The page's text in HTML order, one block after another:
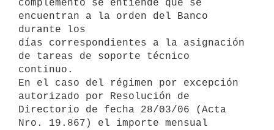
complemento se entiende que se
encuentran a la orden del Banco
durante los
días correspondientes a la asignación
de tareas de soporte técnico
continuo.
En el caso del régimen por excepción
autorizado por Resolución de
Directorio de fecha 28/03/06 (Acta
Nro. 19.867) el importe mensual